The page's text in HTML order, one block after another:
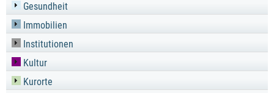
Gesundheit
Immobilien
Institutionen
Kultur
Kurorte